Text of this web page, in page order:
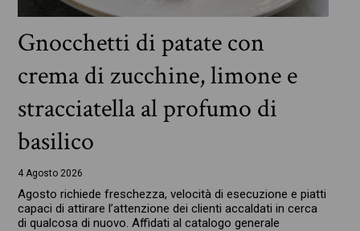
Gnocchetti di patate con
crema di zucchine, limone e
stracciatella al profumo di
basilico
4 Agosto 2026
Agosto richiede freschezza, velocità di esecuzione e piatti
capaci di attirare l’attenzione dei clienti accaldati in cerca
di qualcosa di nuovo. Affidati al catalogo generale